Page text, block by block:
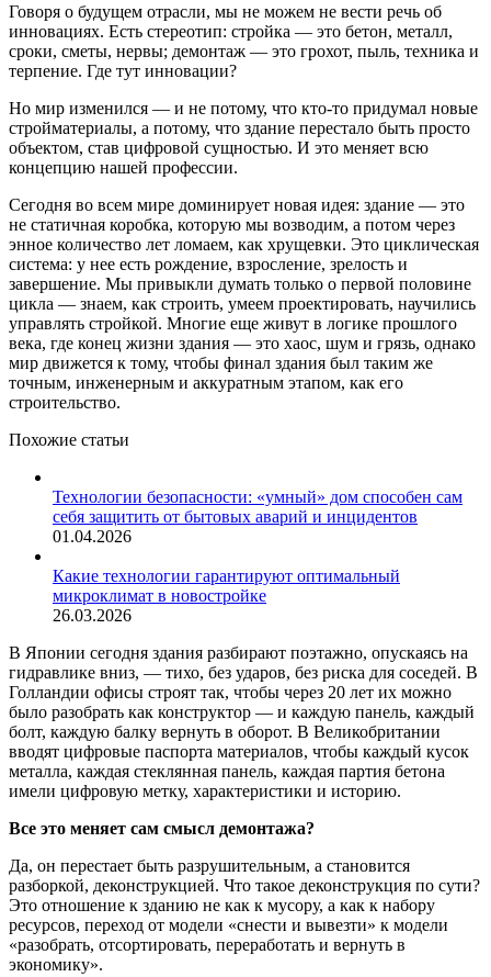
Говоря о будущем отрасли, мы не можем не вести речь об
инновациях. Есть стереотип: стройка — это бетон, металл,
сроки, сметы, нервы; демонтаж — это грохот, пыль, техника и
терпение. Где тут инновации?
Но мир изменился — и не потому, что кто-то придумал новые
стройматериалы, а потому, что здание перестало быть просто
объектом, став цифровой сущностью. И это меняет всю
концепцию нашей профессии.
Сегодня во всем мире доминирует новая идея: здание — это
не статичная коробка, которую мы возводим, а потом через
энное количество лет ломаем, как хрущевки. Это циклическая
система: у нее есть рождение, взросление, зрелость и
завершение. Мы привыкли думать только о первой половине
цикла — знаем, как строить, умеем проектировать, научились
управлять стройкой. Многие еще живут в логике прошлого
века, где конец жизни здания — это хаос, шум и грязь, однако
мир движется к тому, чтобы финал здания был таким же
точным, инженерным и аккуратным этапом, как его
строительство.
Похожие статьи
Технологии безопасности: «умный» дом способен сам
себя защитить от бытовых аварий и инцидентов
01.04.2026
Какие технологии гарантируют оптимальный
микроклимат в новостройке
26.03.2026
В Японии сегодня здания разбирают поэтажно, опускаясь на
гидравлике вниз, — тихо, без ударов, без риска для соседей. В
Голландии офисы строят так, чтобы через 20 лет их можно
было разобрать как конструктор — и каждую панель, каждый
болт, каждую балку вернуть в оборот. В Великобритании
вводят цифровые паспорта материалов, чтобы каждый кусок
металла, каждая стеклянная панель, каждая партия бетона
имели цифровую метку, характеристики и историю.
Все это меняет сам смысл демонтажа?
Да, он перестает быть разрушительным, а становится
разборкой, деконструкцией. Что такое деконструкция по сути?
Это отношение к зданию не как к мусору, а как к набору
ресурсов, переход от модели «снести и вывезти» к модели
«разобрать, отсортировать, переработать и вернуть в
экономику».